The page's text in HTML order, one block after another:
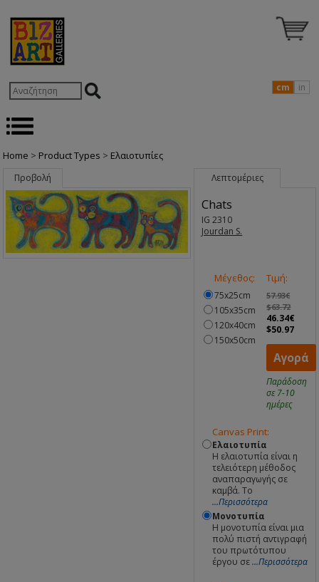
cm in
Home > Product Types > Ελαιοτυπίες
Προβολή Λεπτομέριες
Chats
IG 2310
Jourdan S.
Μέγεθος:
75x25cm
105x35cm
120x40cm
150x50cm
Τιμή:
57.93€
$63.72
46.34€
$50.97
Αγορά
Παράδοση
σε 7-10
ημέρες
Canvas Print:
Ελαιοτυπία
Η ελαιοτυπία είναι η
τελειότερη μέθοδος
αναπαραγωγής σε
καμβά. Το
...Περισσότερα
Μονοτυπία
Η μονοτυπία είναι μια
πολύ πιστή αντιγραφή
του πρωτότυπου
έργου σε...Περισσότερα